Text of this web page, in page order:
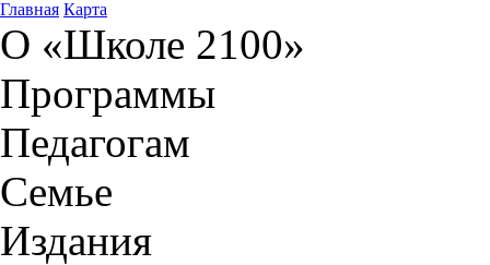
Главная Карта
О «Школе 2100»
Программы
Педагогам
Семье
Издания